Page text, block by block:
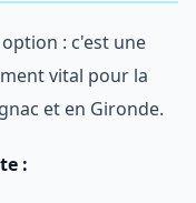
: c'est une
vital pour la
et en Gironde.
: